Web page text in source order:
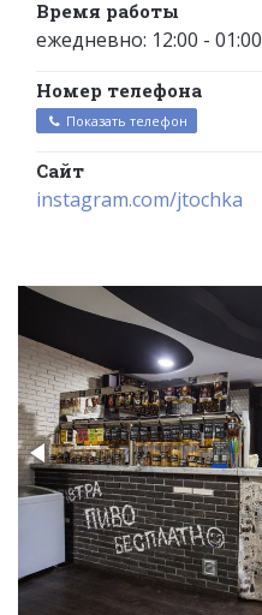
Время работы
ежедневно: 12:00 - 01:00
Номер телефона
Показать телефон
Сайт
instagram.com/jtochka